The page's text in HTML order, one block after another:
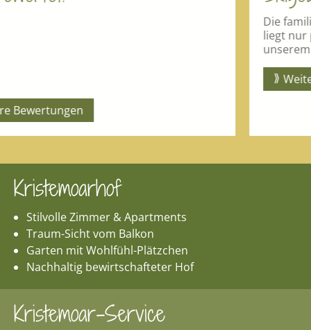
Die familienfreundliche Sonnenterrasse
liegt nur praktische 5 Minuten mit dem
unserem Kristemoarhof entfernt.
Kristemoarhof
Stilvolle Zimmer & Apartments
Traum-Sicht vom Balkon
Garten mit Wohlfühl-Plätzchen
Nachhaltig bewirtschafteter Hof
Kristemoar-Service